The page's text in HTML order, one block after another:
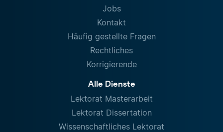
Jobs
Kontakt
Häufig gestellte Fragen
Rechtliches
Korrigierende
Alle Dienste
Lektorat Masterarbeit
Lektorat Dissertation
Wissenschaftliches Lektorat